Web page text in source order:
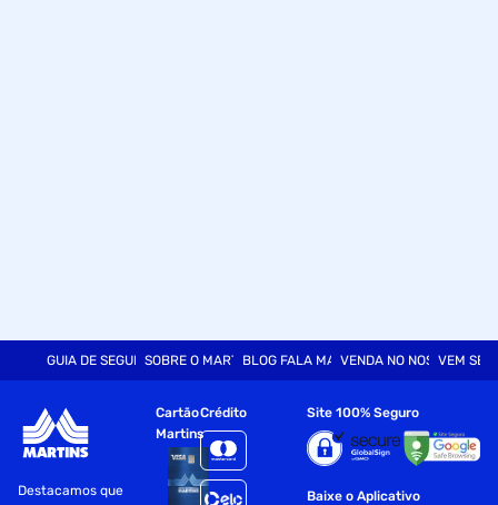
GUIA DE SEGURANÇASOBRE O MARTINSBLOG FALA MARTVENDA NO NOSSO SITE
VEM SER
Destacamos que
Cartão
Martins
Crédito Site 100% Seguro
Baixe o Aplicativo